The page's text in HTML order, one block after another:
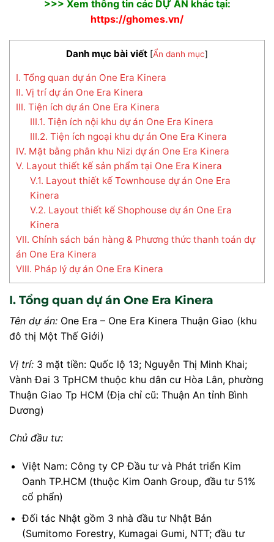
>>> Xem thông tin các DỰ ÁN khác tại:
https://ghomes.vn/
Danh mục bài viết [Ẩn danh mục]
I. Tổng quan dự án One Era Kinera
II. Vị trí dự án One Era Kinera
III. Tiện ích dự án One Era Kinera
III.1. Tiện ích nội khu dự án One Era Kinera
III.2. Tiện ích ngoại khu dự án One Era Kinera
IV. Mặt bằng phân khu Nizi dự án One Era Kinera
V. Layout thiết kế sản phẩm tại One Era Kinera
V.1. Layout thiết kế Townhouse dự án One Era
Kinera
V.2. Layout thiết kế Shophouse dự án One Era
Kinera
VII. Chính sách bán hàng & Phương thức thanh toán dự
án One Era Kinera
VIII. Pháp lý dự án One Era Kinera
I. Tổng quan dự án One Era Kinera
Tên dự án: One Era – One Era Kinera Thuận Giao (khu
đô thị Một Thế Giới)
Vị trí: 3 mặt tiền: Quốc lộ 13; Nguyễn Thị Minh Khai;
Vành Đai 3 TpHCM thuộc khu dân cư Hòa Lân, phường
Thuận Giao Tp HCM (Địa chỉ cũ: Thuận An tỉnh Bình
Dương)
Chủ đầu tư:
Việt Nam: Công ty CP Đầu tư và Phát triển Kim
Oanh TP.HCM (thuộc Kim Oanh Group, đầu tư 51%
cổ phẩn)
Đối tác Nhật gồm 3 nhà đầu tư Nhật Bản
(Sumitomo Forestry, Kumagai Gumi, NTT; đầu tư